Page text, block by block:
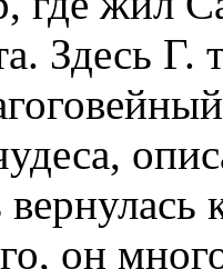
Здесь Г.
он